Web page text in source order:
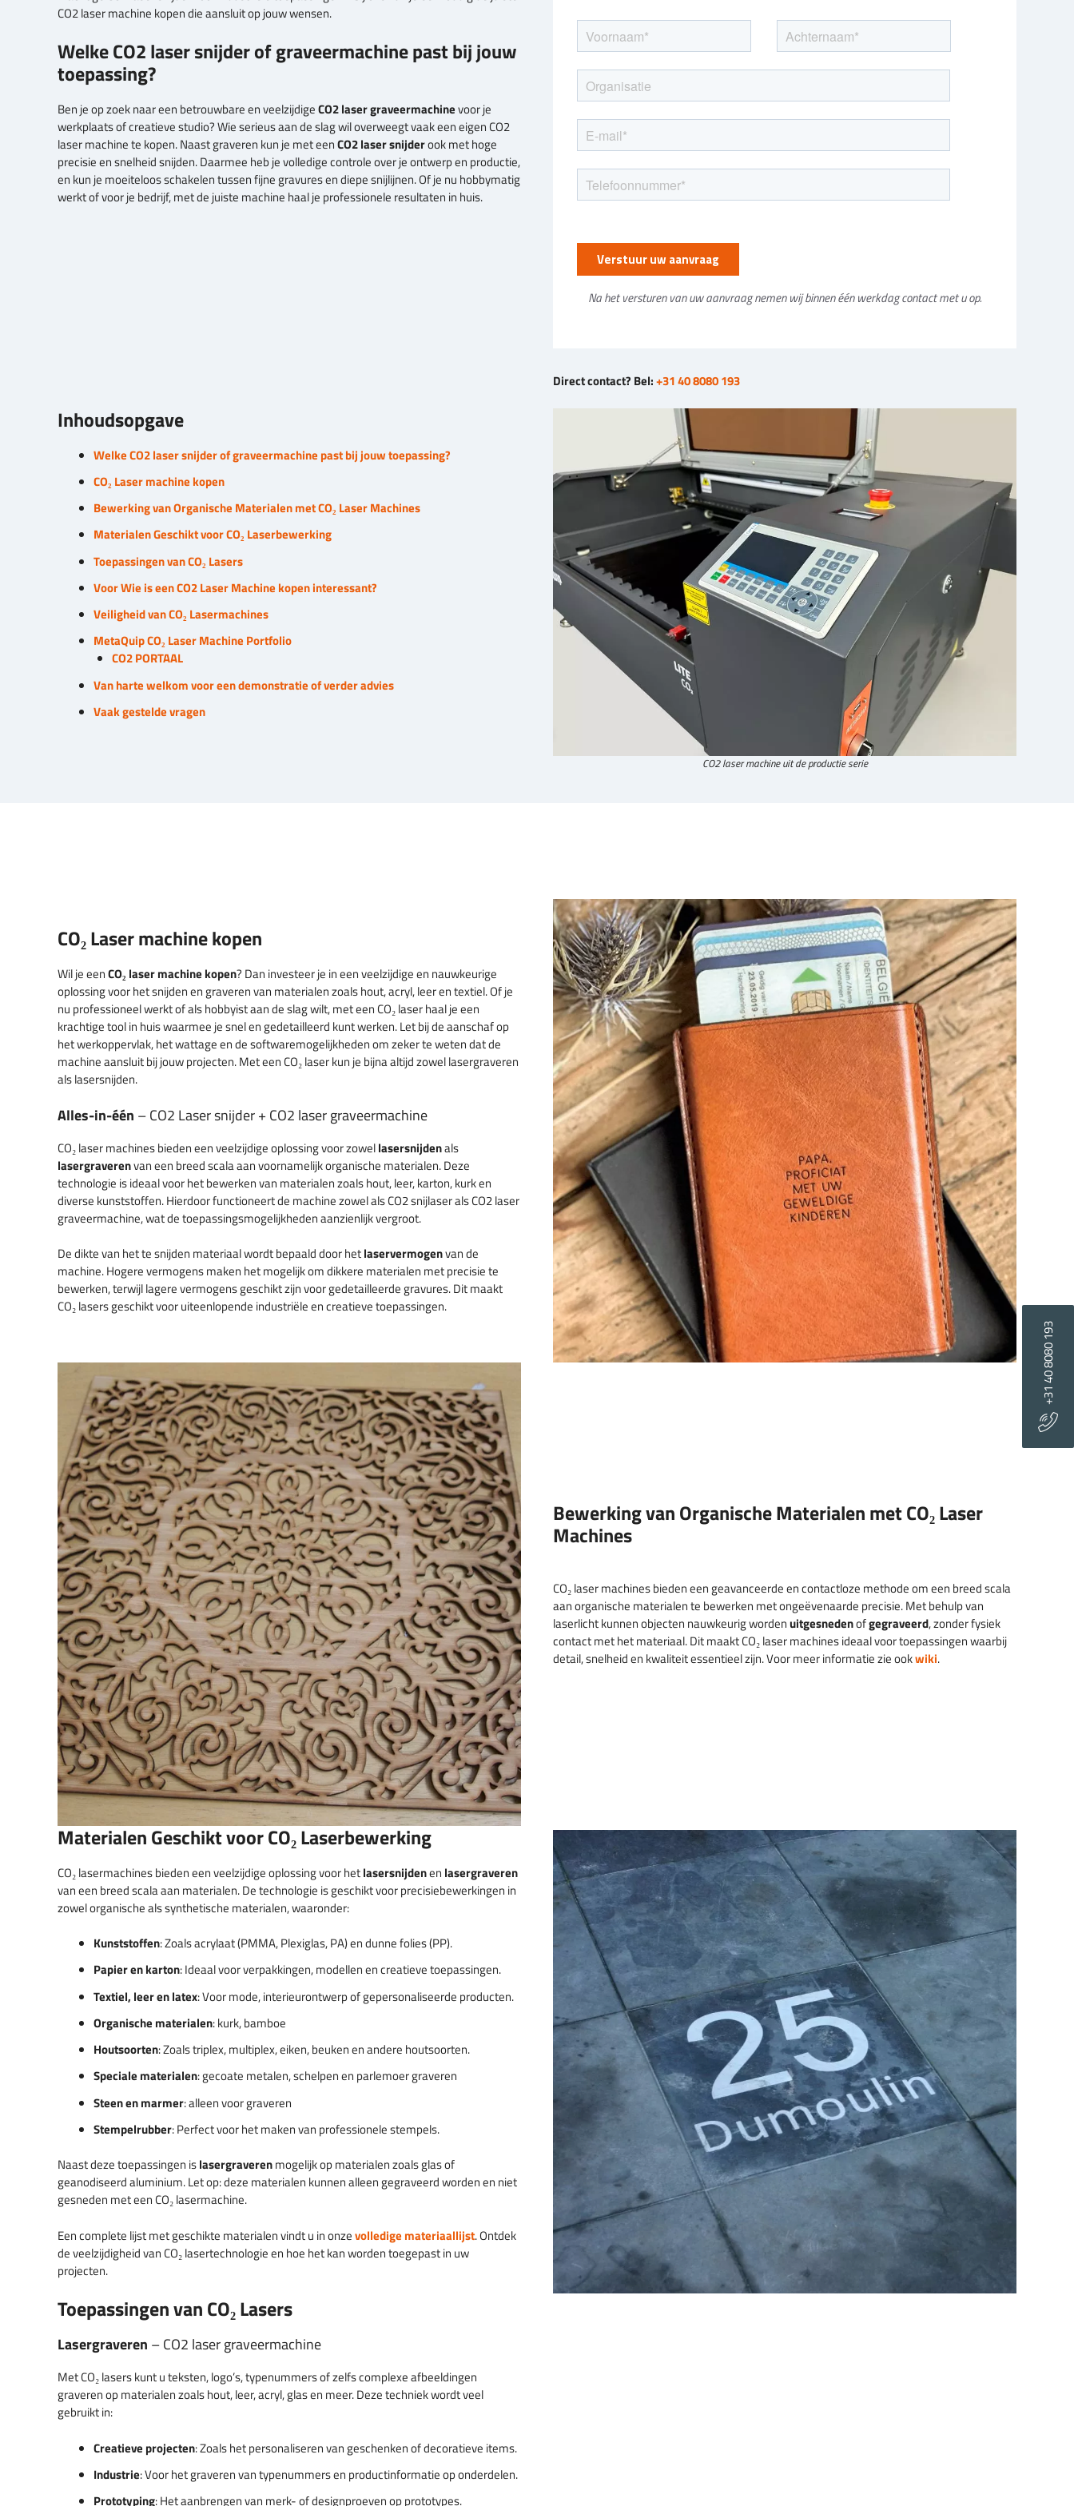
+31 40 8080 193
Filters lasersnijden
Schuimrubber lasersnijden
Modelbouw & maquettes
Naamborden & Signs
Barcodes & nummers graveren
Belang van goede luchtafzuiging
CO2 laser machine kopen die aansluit op jouw wensen.
Welke CO2 laser snijder of graveermachine past bij jouw
toepassing?
Ben je op zoek naar een betrouwbare en veelzijdigeCO2 laser graveermachinevoor je
werkplaats of creatieve studio? Wie serieus aan de slag wil overweegt vaak een eigen CO2
laser machine te kopen. Naast graveren kun je met eenCO2 laser snijderook met hoge
precisie en snelheid snijden. Daarmee heb je volledige controle over je ontwerp en productie,
en kun je moeiteloos schakelen tussen fijne gravures en diepe snijlijnen. Of je nu hobbymatig
werkt of voor je bedrijf, met de juiste machine haal je professionele resultaten in huis.
Na het versturen van uw aanvraag nemen wij binnen één werkdag contact met u op.
Direct contact? Bel:+31 40 8080 193
Inhoudsopgave
Welke CO2 laser snijder of graveermachine past bij jouw toepassing?
CO₂ Laser machine kopen
Bewerking van Organische Materialen met CO₂ Laser Machines
Materialen Geschikt voor CO₂ Laserbewerking
Toepassingen van CO₂ Lasers
Voor Wie is een CO2 Laser Machine kopen interessant?
Veiligheid van CO₂ Lasermachines
MetaQuip CO₂ Laser Machine Portfolio
CO2 PORTAAL
Van harte welkom voor een demonstratie of verder advies
Vaak gestelde vragen
CO2 laser machine uit de productie serie
CO₂ Laser machine kopen
Wil je eenCO₂ laser machine kopen? Dan investeer je in een veelzijdige en nauwkeurige
oplossing voor het snijden en graveren van materialen zoals hout, acryl, leer en textiel. Of je
nu professioneel werkt of als hobbyist aan de slag wilt, met een CO₂ laser haal je een
krachtige tool in huis waarmee je snel en gedetailleerd kunt werken. Let bij de aanschaf op
het werkoppervlak, het wattage en de softwaremogelijkheden om zeker te weten dat de
machine aansluit bij jouw projecten. Met een CO₂ laser kun je bijna altijd zowel lasergraveren
als lasersnijden.
Alles-in-één – CO2 Laser snijder + CO2 laser graveermachine
CO₂ laser machines bieden een veelzijdige oplossing voor zowellasersnijdenals
lasergraverenvan een breed scala aan voornamelijk organische materialen. Deze
technologie is ideaal voor het bewerken van materialen zoals hout, leer, karton, kurk en
diverse kunststoffen. Hierdoor functioneert de machine zowel als CO2 snijlaser als CO2 laser
graveermachine, wat de toepassingsmogelijkheden aanzienlijk vergroot.
De dikte van het te snijden materiaal wordt bepaald door hetlaservermogenvan de
machine. Hogere vermogens maken het mogelijk om dikkere materialen met precisie te
bewerken, terwijl lagere vermogens geschikt zijn voor gedetailleerde gravures. Dit maakt
CO₂ lasers geschikt voor uiteenlopende industriële en creatieve toepassingen.
Bewerking van Organische Materialen met CO₂ Laser
Machines
CO₂ laser machines bieden een geavanceerde en contactloze methode om een breed scala
aan organische materialen te bewerken met ongeëvenaarde precisie. Met behulp van
laserlicht kunnen objecten nauwkeurig wordenuitgesnedenofgegraveerd, zonder fysiek
contact met het materiaal. Dit maakt CO₂ laser machines ideaal voor toepassingen waarbij
detail, snelheid en kwaliteit essentieel zijn. Voor meer informatie zie ookwiki.
Materialen Geschikt voor CO₂ Laserbewerking
CO₂ lasermachines bieden een veelzijdige oplossing voor hetlasersnijdenen lasergraveren
van een breed scala aan materialen. De technologie is geschikt voor precisiebewerkingen in
zowel organische als synthetische materialen, waaronder:
Kunststoffen: Zoals acrylaat (PMMA, Plexiglas, PA) en dunne folies (PP).
Papier en karton: Ideaal voor verpakkingen, modellen en creatieve toepassingen.
Textiel, leer en latex: Voor mode, interieurontwerp of gepersonaliseerde producten.
Organische materialen: kurk, bamboe
Houtsoorten: Zoals triplex, multiplex, eiken, beuken en andere houtsoorten.
Speciale materialen: gecoate metalen, schelpen en parlemoer graveren
Steen en marmer: alleen voor graveren
Stempelrubber: Perfect voor het maken van professionele stempels.
Naast deze toepassingen islasergraverenmogelijk op materialen zoals glas of
geanodiseerd aluminium. Let op: deze materialen kunnen alleen gegraveerd worden en niet
gesneden met een CO₂ lasermachine.
Een complete lijst met geschikte materialen vindt u in onzevolledige materiaallijst. Ontdek
de veelzijdigheid van CO₂ lasertechnologie en hoe het kan worden toegepast in uw
projecten.
Toepassingen van CO₂ Lasers
Lasergraveren – CO2 laser graveermachine
Met CO₂ lasers kunt u teksten, logo’s, typenummers of zelfs complexe afbeeldingen
graveren op materialen zoals hout, leer, acryl, glas en meer. Deze techniek wordt veel
gebruikt in:
Creatieve projecten: Zoals het personaliseren van geschenken of decoratieve items.
Industrie: Voor het graveren van typenummers en productinformatie op onderdelen.
Prototyping: Het aanbrengen van merk- of designproeven op prototypes.